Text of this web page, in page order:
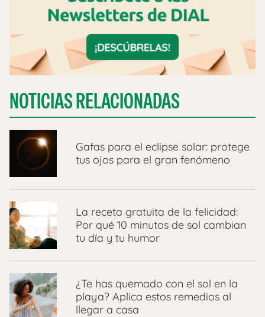
NOTICIAS RELACIONADAS
​Gafas para el eclipse solar: protege
tus ojos para el gran fenómeno
La receta gratuita de la felicidad:
Por qué 10 minutos de sol cambian
tu día y tu humor
¿Te has quemado con el sol en la
playa? Aplica estos remedios al
llegar a casa